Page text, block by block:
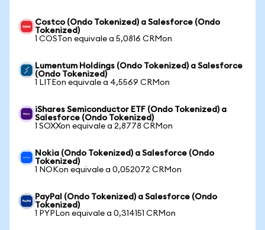
Costco (Ondo Tokenized) a Salesforce (Ondo
Tokenized)
1 COSTon equivale a 5,0816 CRMon
Lumentum Holdings (Ondo Tokenized) a Salesforce
(Ondo Tokenized)
1 LITEon equivale a 4,5569 CRMon
iShares Semiconductor ETF (Ondo Tokenized) a
Salesforce (Ondo Tokenized)
1 SOXXon equivale a 2,8778 CRMon
Nokia (Ondo Tokenized) a Salesforce (Ondo
Tokenized)
1 NOKon equivale a 0,052072 CRMon
PayPal (Ondo Tokenized) a Salesforce (Ondo
Tokenized)
1 PYPLon equivale a 0,314151 CRMon